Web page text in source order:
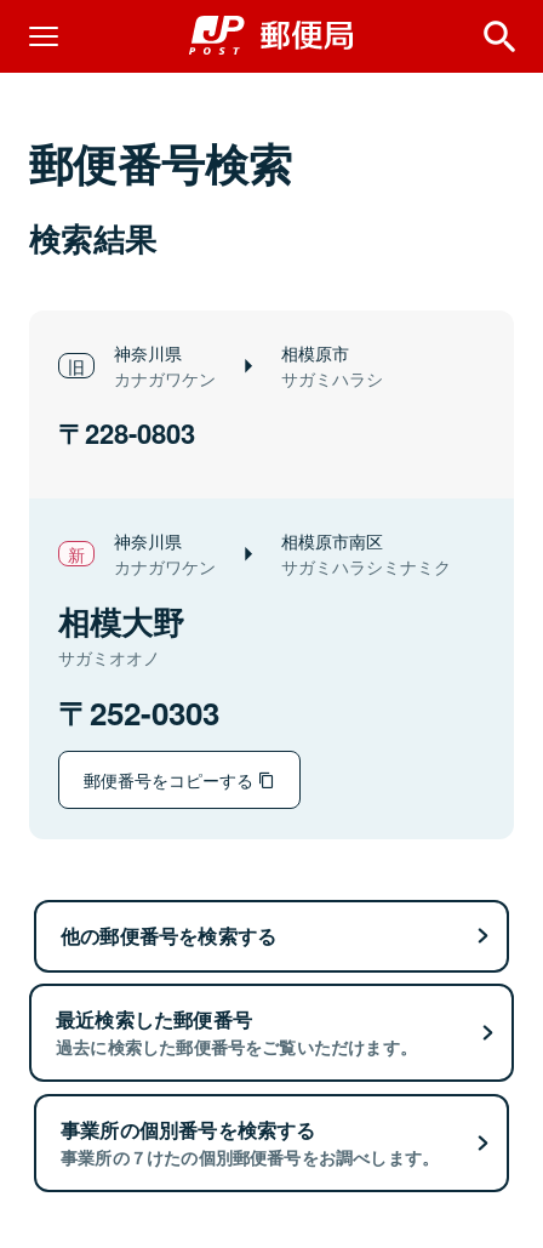
郵便番号検索
検索結果
神奈川県
カナガワケン
相模原市
サガミハラシ
228-0803
神奈川県
カナガワケン
相模原市南区
サガミハラシミナミク
相模大野
サガミオオノ
252-0303
郵便番号をコピーする
他の郵便番号を検索する
最近検索した郵便番号
過去に検索した郵便番号をご覧いただけます。
事業所の個別番号を検索する
事業所の７けたの個別郵便番号をお調べします。